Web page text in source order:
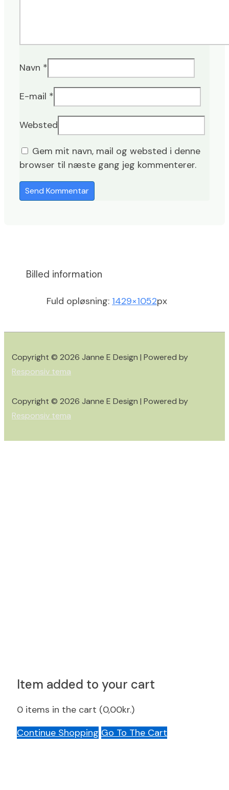
Navn *
E-mail *
Websted
Gem mit navn, mail og websted i denne
browser til næste gang jeg kommenterer.
Billed information
Fuld opløsning: 1429×1052px
Copyright © 2026 Janne E Design | Powered by
Responsiv tema
Copyright © 2026 Janne E Design | Powered by
Responsiv tema
Item added to your cart
0 items in the cart (0,00kr.)
Continue Shopping Go To The Cart